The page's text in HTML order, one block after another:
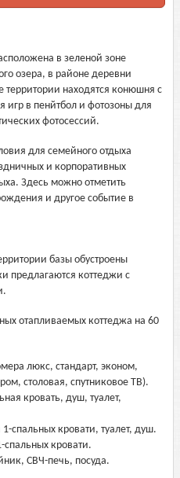
в зеленой зоне
озера, в районе деревни
находятся конюшня с
в пенйтбол и фотозоны для
фотосессий.
для семейного отдыха
и корпоративных
Здесь можно отметить
и другое событие в
базы обустроены
предлагаются коттеджи с
отапливаемых коттеджа на 60
люкс, стандарт, эконом,
столовая, спутниковое ТВ).
кровать, душ, туалет,
спальных кровати, туалет, душ.
кровати.
СВЧ-печь, посуда.